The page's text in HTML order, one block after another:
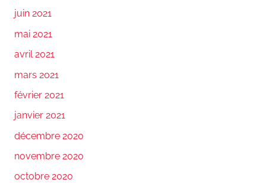
juin 2021
mai 2021
avril 2021
mars 2021
février 2021
janvier 2021
décembre 2020
novembre 2020
octobre 2020